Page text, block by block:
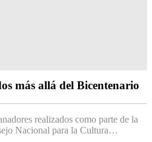
más allá del Bicentenario
realizados como parte de la
Nacional para la Cultura…